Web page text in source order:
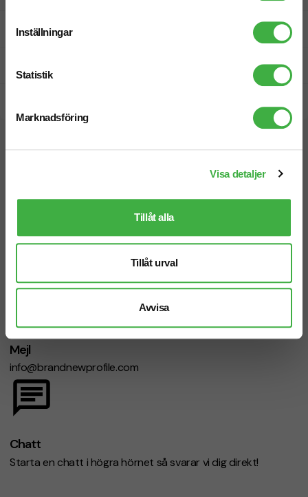
Inställningar
Statistik
Marknadsföring
Visa detaljer
Tillåt alla
Tillåt urval
Avvisa
Fri offert
Vi hjälper dig gärna!
Telefon: 019-760 65 00
Mejl
info@brandnewprofile.com
Chatt
Starta en chatt i högra hörnet så svarar vi dig direkt!